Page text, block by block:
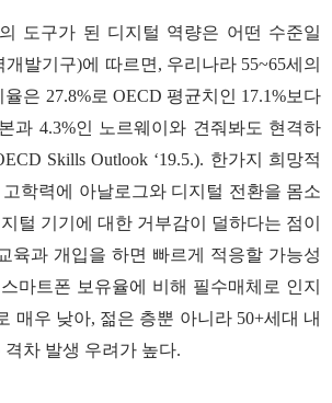
도구가 된 디지털 역량은 어떤 수준일
개발기구)에 따르면, 우리나라 55~65세의
은 27.8%로 OECD 평균치인 17.1%보다
과 4.3%인 노르웨이와 견줘봐도 현격하
Skills Outlook ‘19.5.). 한가지 희망적
학력에 아날로그와 디지털 전환을 몸소
털 기기에 대한 거부감이 덜하다는 점이
육과 개입을 하면 빠르게 적응할 가능성
마트폰 보유율에 비해 필수매체로 인지
매우 낮아, 젊은 층뿐 아니라 50+세대 내
차 발생 우려가 높다.